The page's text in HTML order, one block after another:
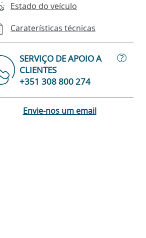
Estado do veículo
Caraterísticas técnicas
SERVIÇO DE APOIO A
CLIENTES
?
+351 308 800 274
Envie-nos um email